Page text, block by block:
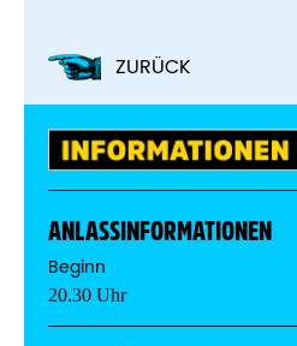
ZURÜCK
ANLASSINFORMATIONEN
Beginn
20.30 Uhr